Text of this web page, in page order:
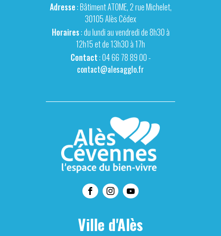
Adresse: Bâtiment ATOME, 2 rue Michelet,
30105 Alès Cédex
Horaires: du lundi au vendredi de 8h30 à
12h15 et de 13h30 à 17h
Contact: 04 66 78 89 00 -
contact@alesagglo.fr
Ville d'Alès